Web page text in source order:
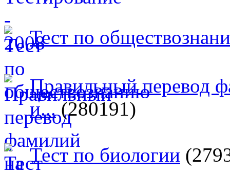
Тест по
Правильный перевод
и... (280191)
Тест по биологии